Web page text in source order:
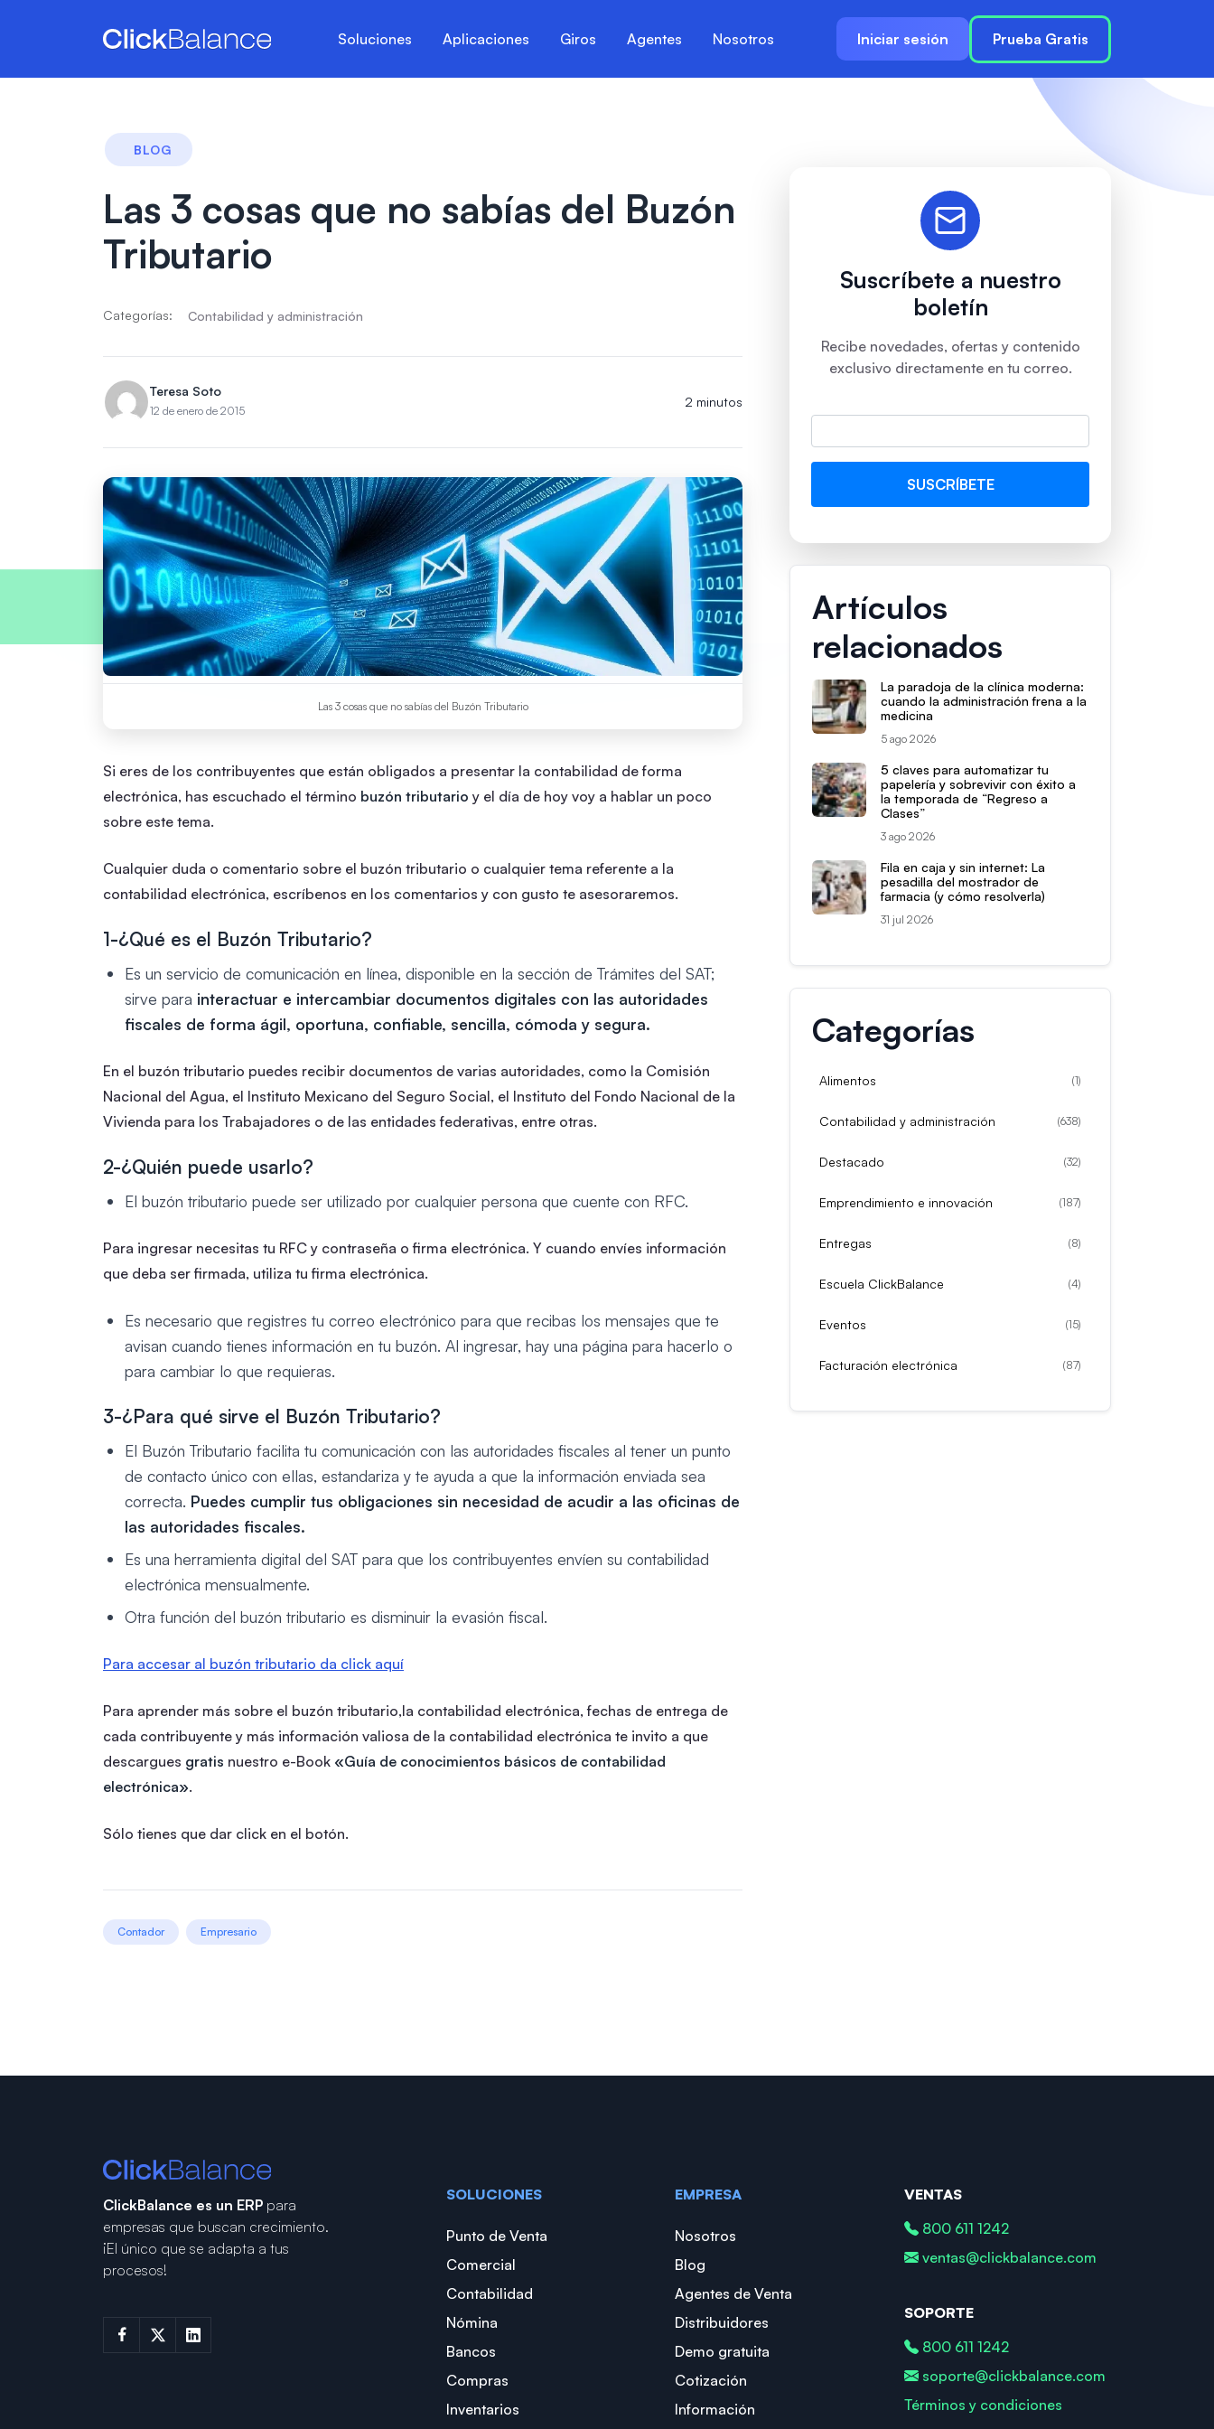
Soluciones Aplicaciones Giros Agentes Nosotros Iniciar sesión Prueba Gratis
BLOG
Las 3 cosas que no sabías del Buzón
Tributario
Categorías: Contabilidad y administración
Teresa Soto
12 de enero de 2015
2 minutos
Las 3 cosas que no sabías del Buzón Tributario
Si eres de los contribuyentes que están obligados a presentar la contabilidad de forma
electrónica, has escuchado el término buzón tributario y el día de hoy voy a hablar un poco
sobre este tema.
Cualquier duda o comentario sobre el buzón tributario o cualquier tema referente a la
contabilidad electrónica, escríbenos en los comentarios y con gusto te asesoraremos.
1-¿Qué es el Buzón Tributario?
Es un servicio de comunicación en línea, disponible en la sección de Trámites del SAT;
sirve para interactuar e intercambiar documentos digitales con las autoridades
fiscales de forma ágil, oportuna, confiable, sencilla, cómoda y segura.
En el buzón tributario puedes recibir documentos de varias autoridades, como la Comisión
Nacional del Agua, el Instituto Mexicano del Seguro Social, el Instituto del Fondo Nacional de la
Vivienda para los Trabajadores o de las entidades federativas, entre otras.
2-¿Quién puede usarlo?
El buzón tributario puede ser utilizado por cualquier persona que cuente con RFC.
Para ingresar necesitas tu RFC y contraseña o firma electrónica. Y cuando envíes información
que deba ser firmada, utiliza tu firma electrónica.
Es necesario que registres tu correo electrónico para que recibas los mensajes que te
avisan cuando tienes información en tu buzón. Al ingresar, hay una página para hacerlo o
para cambiar lo que requieras.
3-¿Para qué sirve el Buzón Tributario?
El Buzón Tributario facilita tu comunicación con las autoridades fiscales al tener un punto
de contacto único con ellas, estandariza y te ayuda a que la información enviada sea
correcta. Puedes cumplir tus obligaciones sin necesidad de acudir a las oficinas de
las autoridades fiscales.
Es una herramienta digital del SAT para que los contribuyentes envíen su contabilidad
electrónica mensualmente.
Otra función del buzón tributario es disminuir la evasión fiscal.
Para accesar al buzón tributario da click aquí
Para aprender más sobre el buzón tributario,la contabilidad electrónica, fechas de entrega de
cada contribuyente y más información valiosa de la contabilidad electrónica te invito a que
descargues gratis nuestro e-Book «Guía de conocimientos básicos de contabilidad
electrónica».
Sólo tienes que dar click en el botón.
Contador Empresario
Suscríbete a nuestro
boletín
Recibe novedades, ofertas y contenido
exclusivo directamente en tu correo.
Artículos
relacionados
La paradoja de la clínica moderna:
cuando la administración frena a la
medicina
5 ago 2026
5 claves para automatizar tu
papelería y sobrevivir con éxito a
la temporada de “Regreso a
Clases”
3 ago 2026
Fila en caja y sin internet: La
pesadilla del mostrador de
farmacia (y cómo resolverla)
31 jul 2026
Categorías
Alimentos (1)
Contabilidad y administración (638)
Destacado (32)
Emprendimiento e innovación (187)
Entregas (8)
Escuela ClickBalance (4)
Eventos (15)
Facturación electrónica (87)
ClickBalance es un ERP para
empresas que buscan crecimiento.
¡El único que se adapta a tus
procesos!
SOLUCIONES
Punto de Venta
Comercial
Contabilidad
Nómina
Bancos
Compras
Inventarios
EMPRESA
Nosotros
Blog
Agentes de Venta
Distribuidores
Demo gratuita
Cotización
Información
VENTAS
800 611 1242
ventas@clickbalance.com
SOPORTE
800 611 1242
soporte@clickbalance.com
Términos y condiciones